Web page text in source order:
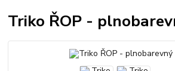
Triko ŘOP -